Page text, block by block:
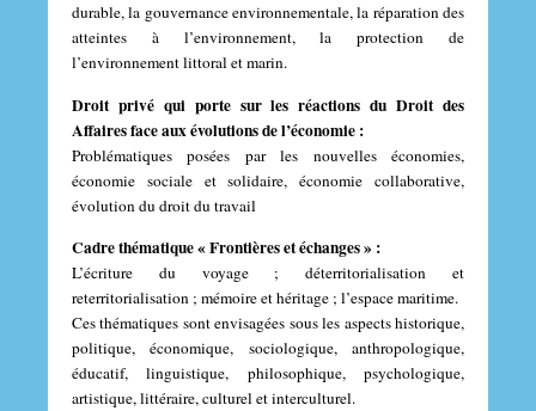
durable, la gouvernance environnementale, la réparation des
atteintes à l’environnement, la protection de
l’environnement littoral et marin.
Droit privé qui porte sur les réactions du Droit des
Affaires face aux évolutions de l’économie :
Problématiques posées par les nouvelles économies,
économie sociale et solidaire, économie collaborative,
évolution du droit du travail
Cadre thématique « Frontières et échanges » :
L’écriture du voyage ;déterritorialisation et
reterritorialisation ; mémoire et héritage ; l’espace maritime.
Ces thématiques sont envisagées sous les aspects historique,
politique, économique, sociologique, anthropologique,
éducatif, linguistique, philosophique, psychologique,
artistique, littéraire, culturel et interculturel.